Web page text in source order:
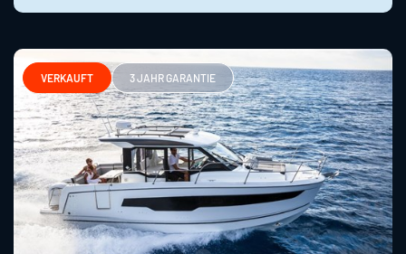
VERKAUFT 3 JAHR GARANTIE